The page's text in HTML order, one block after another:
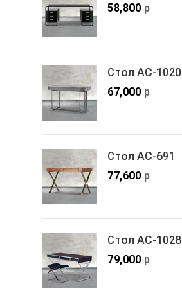
58,800 р
Стол АС-1020
67,000 р
Стол АС-691
77,600 р
Стол АС-1028
79,000 р